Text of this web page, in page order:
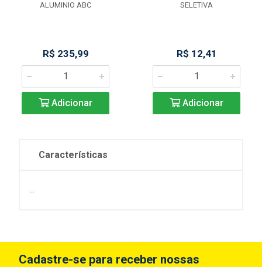
ALUMINIO ABC
R$ 235,99
Adicionar
SELETIVA
R$ 12,41
Adicionar
Características
...
Cadastre-se para receber nossas